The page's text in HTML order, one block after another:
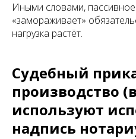
Иными словами,
«замораживает»
нагрузка растёт.
Судебный
производство
используют
надпись